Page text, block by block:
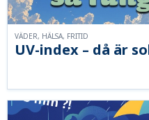
UV-index – då är
VÄDER, HÄLSA, FRITID